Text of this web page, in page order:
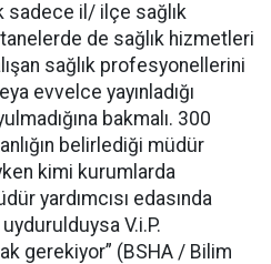
sadece il/ ilçe sağlık
de sağlık hizmetleri
sağlık profesyonellerini
evvelce yayınladığı
bakmalı. 300
belirlediği müdür
kimi kurumlarda
yardımcısı edasında
V.i.P.
gerekiyor” (BSHA / Bilim